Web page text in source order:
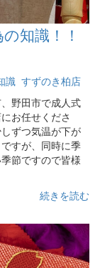
知識！！
識 すずのき柏店
野田市で成人式
お任せくださ
ずつ気温が下が
すが、同時に季
節ですので皆様
続きを読む